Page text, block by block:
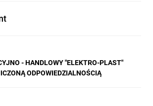
- HANDLOWY "ELEKTRO-PLAST"
ODPOWIEDZIALNOŚCIĄ